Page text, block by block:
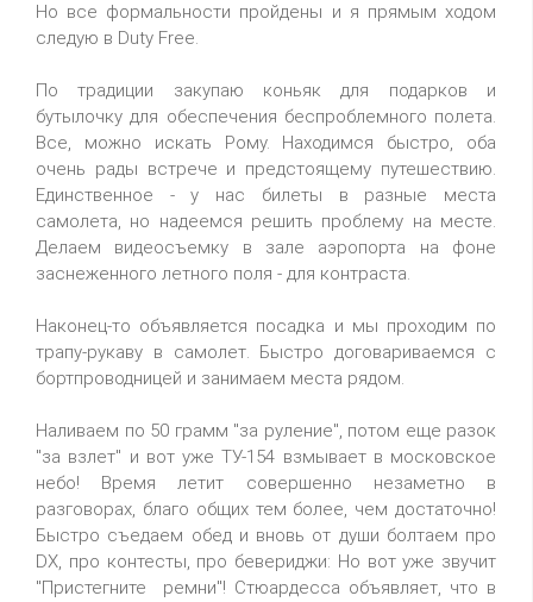
Но все формальности пройдены и я прямым ходом
следую в Duty Free.
По традиции закупаю коньяк для подарков и
бутылочку для обеспечения беспроблемного полета.
Все, можно искать Рому. Находимся быстро, оба
очень рады встрече и предстоящему путешествию.
Единственное - у нас билеты в разные места
самолета, но надеемся решить проблему на месте.
Делаем видеосъемку в зале аэропорта на фоне
заснеженного летного поля - для контраста.
Наконец-то объявляется посадка и мы проходим по
трапу-рукаву в самолет. Быстро договариваемся с
бортпроводницей и занимаем места рядом.
Наливаем по 50 грамм "за руление", потом еще разок
"за взлет" и вот уже ТУ-154 взмывает в московское
небо! Время летит совершенно незаметно в
разговорах, благо общих тем более, чем достаточно!
Быстро съедаем обед и вновь от души болтаем про
DX, про контесты, про бевериджи: Но вот уже звучит
"Пристегните ремни"! Стюардесса объявляет, что в